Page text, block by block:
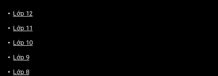
Lớp 12
Lớp 11
Lớp 10
Lớp 9
Lớp 8